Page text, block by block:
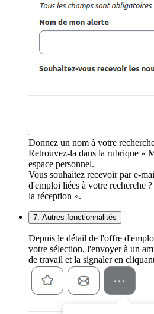
Donnez un nom à votre
Retrouvez-la dans la rubrique «
espace personnel.
Vous souhaitez recevoir par e-
d'emploi liées à votre recherche
la réception ».
7. Autres fonctionnalités
Depuis le détail de l'offre
votre sélection, l'envoyer à un
de travail et la signaler en